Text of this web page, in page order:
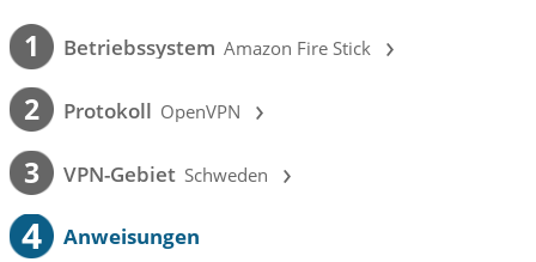
1 Betriebssystem Amazon Fire Stick ›
2 Protokoll OpenVPN ›
3 VPN-Gebiet Schweden ›
4 Anweisungen